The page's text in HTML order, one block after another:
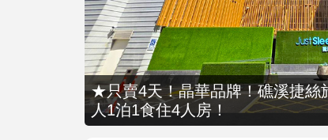
★只賣4天！晶華品牌！礁溪捷絲
人1泊1食住4人房！